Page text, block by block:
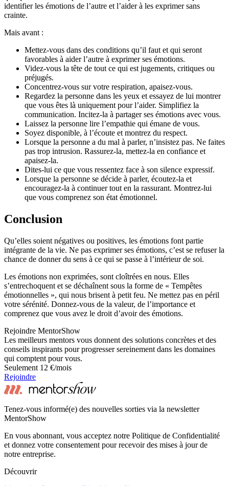
identifier les émotions de l’autre et l’aider à les exprimer sans
crainte.
Mais avant :
Mettez-vous dans des conditions qu’il faut et qui seront
favorables à aider l’autre à exprimer ses émotions.
Videz-vous la tête de tout ce qui est jugements, critiques ou
préjugés.
Concentrez-vous sur votre respiration, apaisez-vous.
Regardez la personne dans les yeux et essayez de lui montrer
que vous êtes là uniquement pour l’aider. Simplifiez la
communication. Incitez-la à partager ses émotions avec vous.
Laissez la personne lire l’empathie qui émane de vous.
Soyez disponible, à l’écoute et montrez du respect.
Lorsque la personne a du mal à parler, n’insistez pas. Ne faites
pas trop intrusion. Rassurez-la, mettez-la en confiance et
apaisez-la.
Dites-lui ce que vous ressentez face à son silence expressif.
Lorsque la personne se décide à parler, écoutez-la et
encouragez-la à continuer tout en la rassurant. Montrez-lui
que vous comprenez son état émotionnel.
Conclusion
Qu’elles soient négatives ou positives, les émotions font partie
intégrante de la vie. Ne pas exprimer ses émotions, c’est se refuser la
chance de donner du sens à ce qui se passe à l’intérieur de soi.
Les émotions non exprimées, sont cloîtrées en nous. Elles
s’entrechoquent et se déchaînent sous la forme de « Tempêtes
émotionnelles », qui nous brisent à petit feu. Ne mettez pas en péril
votre sérénité. Donnez-vous de la valeur, de l’importance et
comprenez que vous avez le droit d’avoir des émotions.
Rejoindre MentorShow
Les meilleurs mentors vous donnent des solutions concrètes et des
conseils inspirants pour progresser sereinement dans les domaines
qui comptent pour vous.
Seulement 12 €/mois
Rejoindre
Tenez-vous informé(e) des nouvelles sorties via la newsletter
MentorShow
En vous abonnant, vous acceptez notre Politique de Confidentialité
et donnez votre consentement pour recevoir des mises à jour de
notre entreprise.
Découvrir